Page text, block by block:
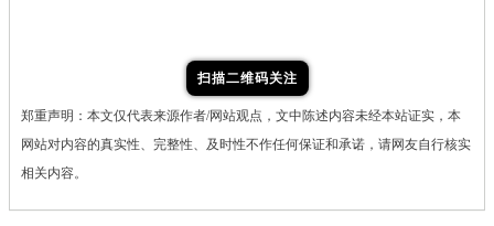
扫描二维码关注
郑重声明：本文仅代表来源作者/网站观点，文中陈述内容未经本站证实，本
网站对内容的真实性、完整性、及时性不作任何保证和承诺，请网友自行核实
相关内容。